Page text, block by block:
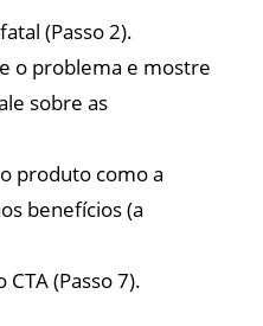
(Passo 2).
o problema e mostre
sobre as
produto como a
benefícios (a
(Passo 7).